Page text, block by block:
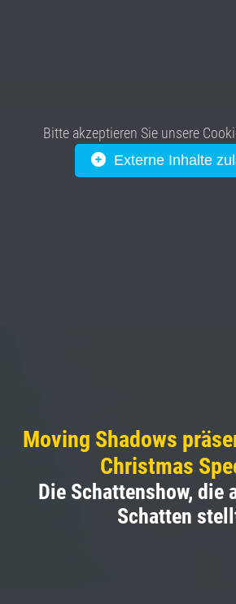
Bitte akzeptieren Sie unsere
Externe Inhalte
Moving Shadows
Christmas
Die Schattenshow, die
Schatten